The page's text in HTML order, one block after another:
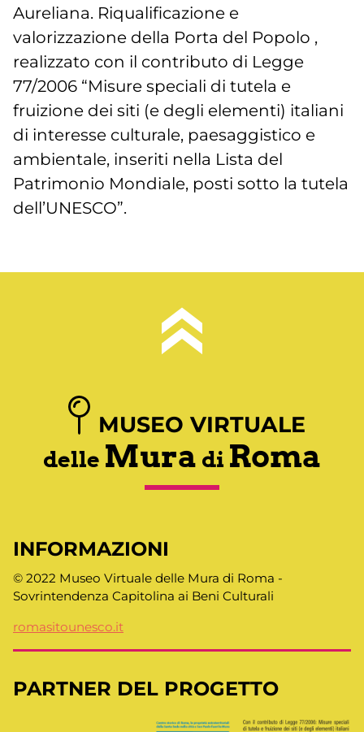
Aureliana. Riqualificazione e
valorizzazione della Porta del Popolo ,
realizzato con il contributo di Legge
77/2006 “Misure speciali di tutela e
fruizione dei siti (e degli elementi) italiani
di interesse culturale, paesaggistico e
ambientale, inseriti nella Lista del
Patrimonio Mondiale, posti sotto la tutela
dell’UNESCO”.
MUSEO VIRTUALE
delle Mura di Roma
INFORMAZIONI
© 2022 Museo Virtuale delle Mura di Roma -
Sovrintendenza Capitolina ai Beni Culturali
romasitounesco.it
PARTNER DEL PROGETTO